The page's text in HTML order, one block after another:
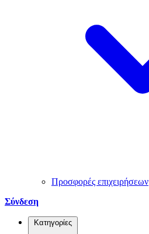
Προσφορές επιχειρήσεων
Σύνδεση
Κατηγορίες